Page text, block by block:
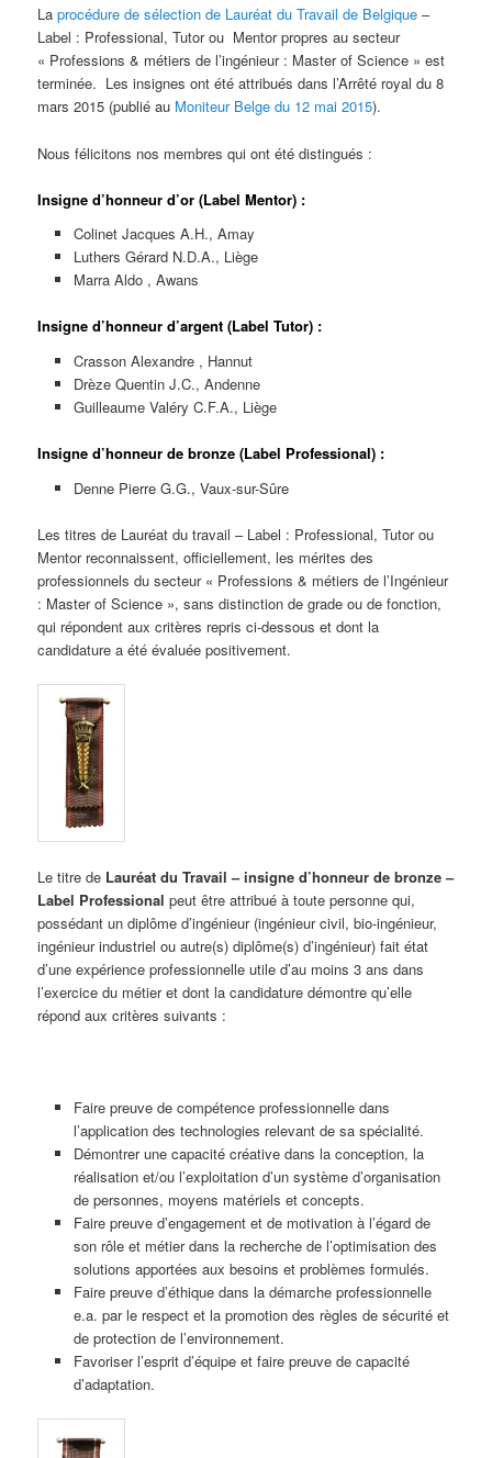
La procédure de sélection de Lauréat du Travail de Belgique –
Label : Professional, Tutor ou Mentor propres au secteur
« Professions & métiers de l’ingénieur : Master of Science » est
terminée. Les insignes ont été attribués dans l’Arrêté royal du 8
mars 2015 (publié au Moniteur Belge du 12 mai 2015).
Nous félicitons nos membres qui ont été distingués :
Insigne d’honneur d’or (Label Mentor) :
Colinet Jacques A.H., Amay
Luthers Gérard N.D.A., Liège
Marra Aldo , Awans
Insigne d’honneur d’argent (Label Tutor) :
Crasson Alexandre , Hannut
Drèze Quentin J.C., Andenne
Guilleaume Valéry C.F.A., Liège
Insigne d’honneur de bronze (Label Professional) :
Denne Pierre G.G., Vaux-sur-Sûre
Les titres de Lauréat du travail – Label : Professional, Tutor ou
Mentor reconnaissent, officiellement, les mérites des
professionnels du secteur « Professions & métiers de l’Ingénieur
: Master of Science », sans distinction de grade ou de fonction,
qui répondent aux critères repris ci-dessous et dont la
candidature a été évaluée positivement.
Le titre de Lauréat du Travail – insigne d’honneur de bronze –
Label Professional peut être attribué à toute personne qui,
possédant un diplôme d’ingénieur (ingénieur civil, bio-ingénieur,
ingénieur industriel ou autre(s) diplôme(s) d’ingénieur) fait état
d’une expérience professionnelle utile d’au moins 3 ans dans
l’exercice du métier et dont la candidature démontre qu’elle
répond aux critères suivants :
Faire preuve de compétence professionnelle dans
l’application des technologies relevant de sa spécialité.
Démontrer une capacité créative dans la conception, la
réalisation et/ou l’exploitation d’un système d’organisation
de personnes, moyens matériels et concepts.
Faire preuve d’engagement et de motivation à l’égard de
son rôle et métier dans la recherche de l’optimisation des
solutions apportées aux besoins et problèmes formulés.
Faire preuve d’éthique dans la démarche professionnelle
e.a. par le respect et la promotion des règles de sécurité et
de protection de l’environnement.
Favoriser l’esprit d’équipe et faire preuve de capacité
d’adaptation.